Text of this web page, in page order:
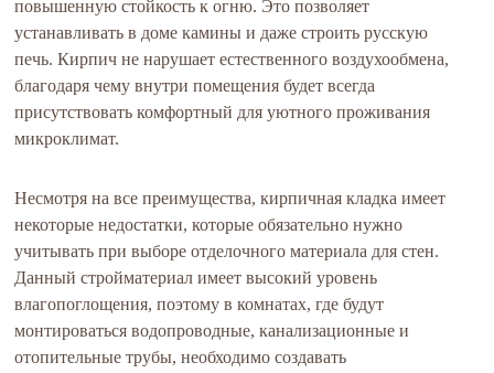
повышенную стойкость к огню. Это позволяет
устанавливать в доме камины и даже строить русскую
печь. Кирпич не нарушает естественного воздухообмена,
благодаря чему внутри помещения будет всегда
присутствовать комфортный для уютного проживания
микроклимат.
Несмотря на все преимущества, кирпичная кладка имеет
некоторые недостатки, которые обязательно нужно
учитывать при выборе отделочного материала для стен.
Данный стройматериал имеет высокий уровень
влагопоглощения, поэтому в комнатах, где будут
монтироваться водопроводные, канализационные и
отопительные трубы, необходимо создавать